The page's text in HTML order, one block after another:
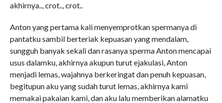
akhirnya.., crot.., crot..
Anton yang pertama kali menyemprotkan spermanya di
pantatku sambil berteriak kepuasan yang mendalam,
sungguh banyak sekali dan rasanya sperma Anton mencapai
usus dalamku, akhirnya akupun turut ejakulasi, Anton
menjadi lemas, wajahnya berkeringat dan penuh kepuasan,
begitupun aku yang sudah turut lemas, akhirnya kami
memakai pakaian kami, dan aku lalu memberikan alamatku